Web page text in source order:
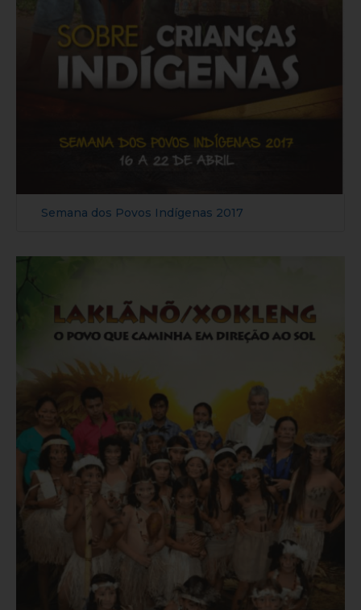
Semana dos Povos Indígenas 2017